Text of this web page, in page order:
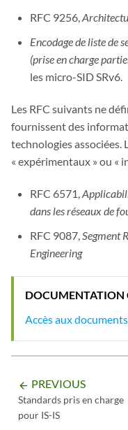
RFC 9256,
Encodage de liste de
(prise en charge
les micro-SID SRv6.
Les RFC suivants ne
fournissent des
technologies associées.
« expérimentaux » ou «
RFC 6571,
dans les réseaux de
RFC 9087,Segment
Engineering
DOCUMENTATION
Accès aux
arrow_backward PREVIOUS
Standards pris en charge
pour IS-IS